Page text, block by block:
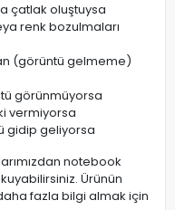
çatlak oluştuysa
renk bozulmaları
(görüntü gelmeme)
görünmüyorsa
vermiyorsa
gidip geliyorsa
notebook
Ürünün
fazla bilgi almak için